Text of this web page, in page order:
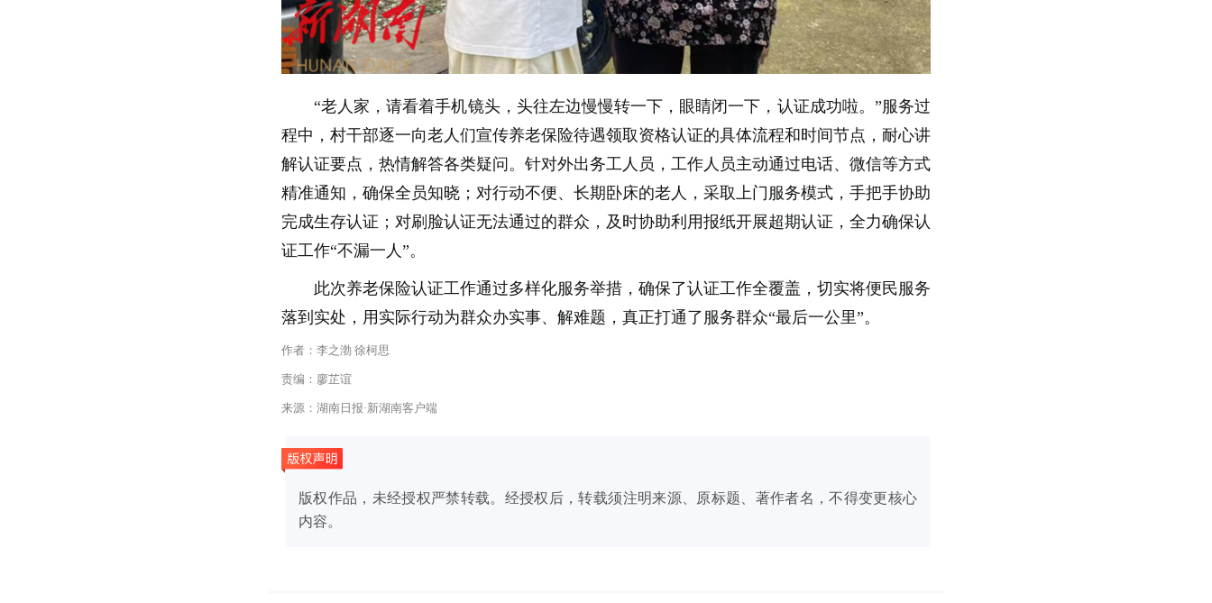
“老人家，请看着手机镜头，头往左边慢慢转一下，眼睛闭一下，认证成功啦。”服务过
程中，村干部逐一向老人们宣传养老保险待遇领取资格认证的具体流程和时间节点，耐心讲
解认证要点，热情解答各类疑问。针对外出务工人员，工作人员主动通过电话、微信等方式
精准通知，确保全员知晓；对行动不便、长期卧床的老人，采取上门服务模式，手把手协助
完成生存认证；对刷脸认证无法通过的群众，及时协助利用报纸开展超期认证，全力确保认
证工作“不漏一人”。
此次养老保险认证工作通过多样化服务举措，确保了认证工作全覆盖，切实将便民服务
落到实处，用实际行动为群众办实事、解难题，真正打通了服务群众“最后一公里”。
作者：李之渤 徐柯思
责编：廖芷谊
来源：湖南日报·新湖南客户端
版权作品，未经授权严禁转载。经授权后，转载须注明来源、原标题、著作者名，不得变更核心
内容。